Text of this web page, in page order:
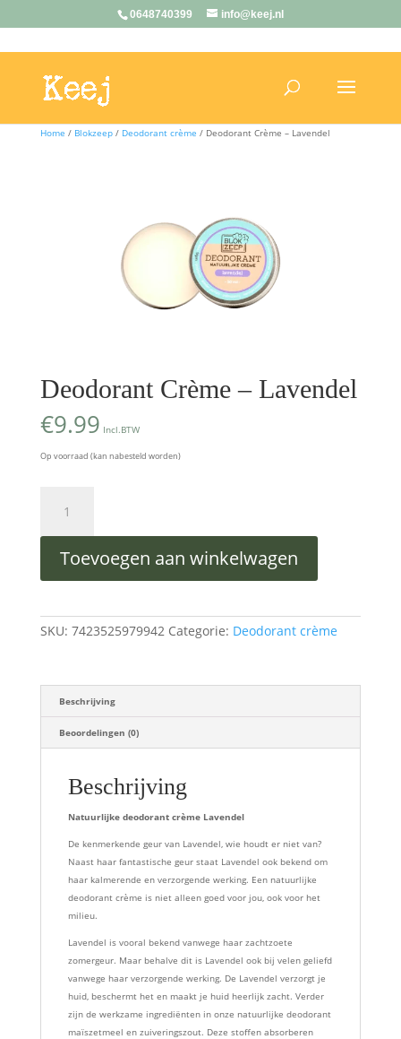
0648740399 info@keej.nl
Home / Blokzeep/ Deodorant crème / Deodorant Crème – Lavendel
Deodorant Crème – Lavendel
€9.99 Incl.BTW
Op voorraad (kan nabesteld worden)
Crème
aantalToevoegen aan winkelwagen
SKU: 7423525979942 Categorie: Deodorant crème
Beschrijving
Beoordelingen (0)
Beschrijving
Natuurlijke deodorant crème Lavendel
De kenmerkende geur van Lavendel, wie houdt er niet van?
Naast haar fantastische geur staat Lavendel ook bekend om
haar kalmerende en verzorgende werking. Een natuurlijke
deodorant crème is niet alleen goed voor jou, ook voor het
milieu.
Lavendel is vooral bekend vanwege haar zachtzoete
zomergeur. Maar behalve dit is Lavendel ook bij velen geliefd
vanwege haar verzorgende werking. De Lavendel verzorgt je
huid, beschermt het en maakt je huid heerlijk zacht. Verder
zijn de werkzame ingrediënten in onze natuurlijke deodorant
maïszetmeel en zuiveringszout. Deze stoffen absorberen